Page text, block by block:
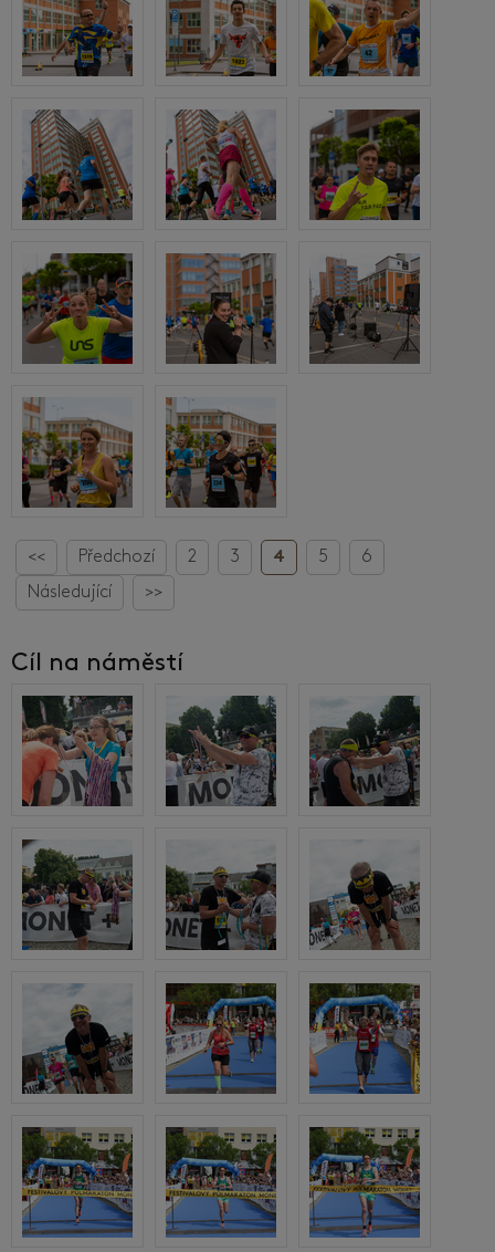
<< Předchozí 2 3 4 5
6
Následující
>>
Cíl na náměstí